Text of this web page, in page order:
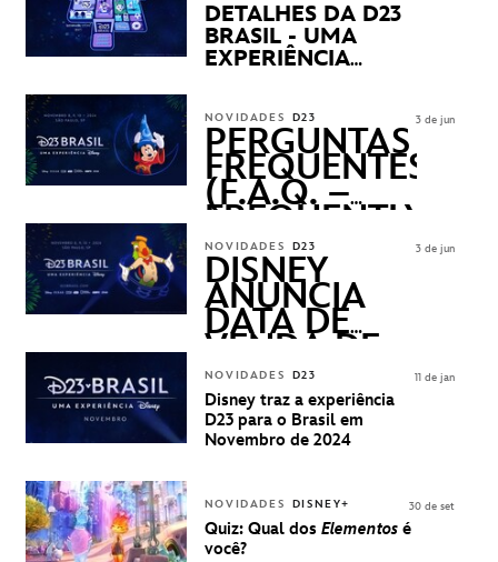
DETALHES DA D23
BRASIL - UMA
EXPERIÊNCIA
NOVIDADES D23
PERGUNTAS
FREQUENTES
(F.A.Q. –
FREQUENTLY
ASKED
QUESTIONS)
3 de jun
NOVIDADES D23
DISNEY
ANUNCIA
DATA DE
VENDA DE
INGRESSOS
PARA A D23
BRASIL -
UMA
DISNEY
3 de jun
NOVIDADES D23
Disney traz a experiência
D23 para o Brasil em
Novembro de 2024
11 de jan
NOVIDADES DISNEY+
Quiz: Qual dos Elementos é
você?
30 de set